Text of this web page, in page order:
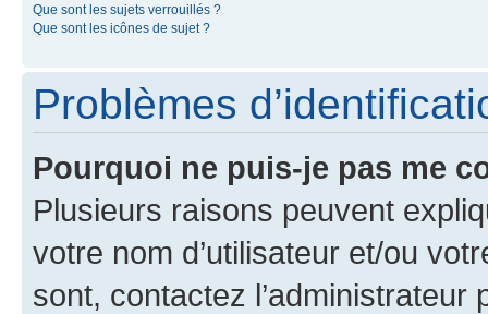
Que sont les sujets verrouillés ?
Que sont les icônes de sujet ?
Problèmes
Pourquoi ne puis-je pas me
Plusieurs raisons peuvent
votre nom d’utilisateur et/ou
sont, contactez l’administrateur